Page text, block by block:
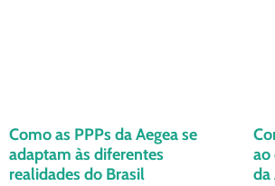
Como as PPPs da Aegea se
adaptam às diferentes
realidades do Brasil
ao
da